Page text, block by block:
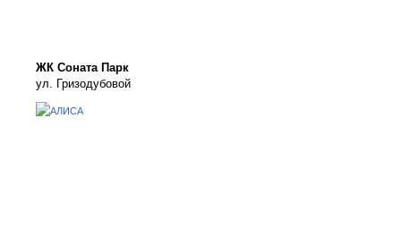
ЖК Соната Парк
ул. Гризодубовой